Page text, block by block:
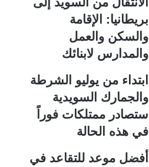
ا
ل
س
ا
ل
ت
ا
ة
بريطانيا: الإقامة
والسكن والعمل
والمدارس لابنائك
ابتداء من يوليو الشرطة
والجمارك السويدية
ستصادر ممتلكات فوراً
في هذه الحالة
أفضل موعد للتقاعد في